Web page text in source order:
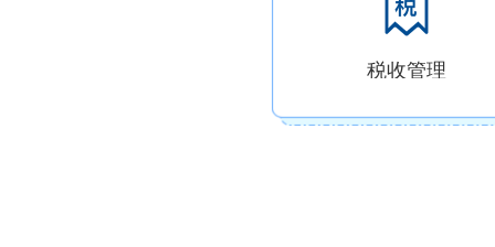
税收管理